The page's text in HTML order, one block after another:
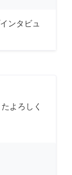
ンタビュ
よろしく